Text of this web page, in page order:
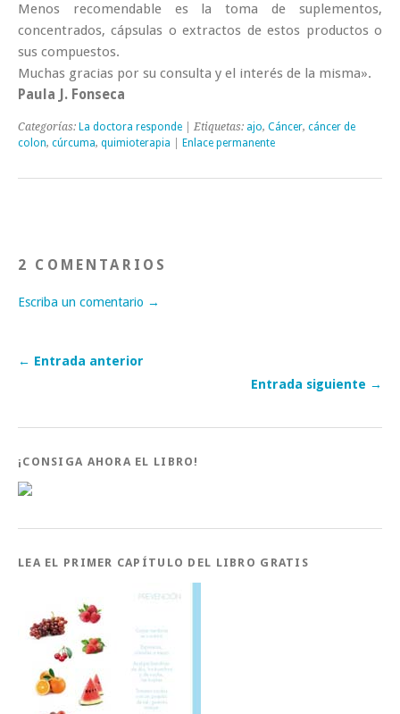
Menos recomendable es la toma de suplementos,
concentrados, cápsulas o extractos de estos productos o
sus compuestos.
Muchas gracias por su consulta y el interés de la misma».
Paula J. Fonseca
Categorías: La doctora responde | Etiquetas: ajo, Cáncer, cáncer de
colon, cúrcuma, quimioterapia Enlace permanente
2 COMENTARIOS
Escriba un comentario →
← Entrada anterior
Entrada siguiente →
¡CONSIGA AHORA EL LIBRO!
LEA EL PRIMER CAPÍTULO DEL LIBRO GRATIS